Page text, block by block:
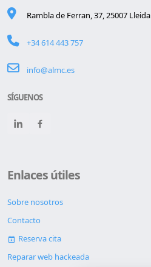
Rambla de Ferran, 37, 25007 Lleida
+34 614 443 757
info@almc.es
SÍGUENOS
Enlaces útiles
Sobre nosotros
Contacto
Reserva cita
Reparar web hackeada